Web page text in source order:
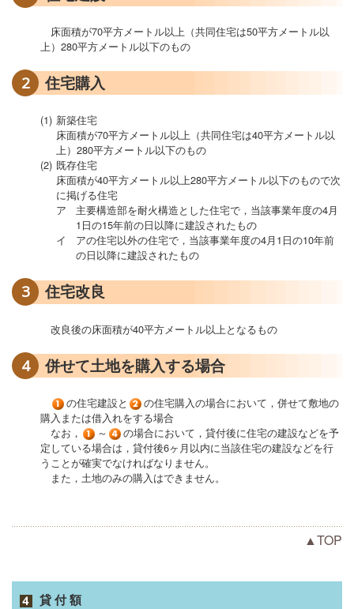
床面積が70平方メートル以上（共同住宅は50平方メートル以
上）280平方メートル以下のもの
2 住宅購入
(1) 新築住宅
床面積が70平方メートル以上（共同住宅は40平方メートル以
上）280平方メートル以下のもの
(2) 既存住宅
床面積が40平方メートル以上280平方メートル以下のもので次
に掲げる住宅
ア
主要構造部を耐火構造とした住宅で，当該事業年度の4月
1日の15年前の日以降に建設されたもの
イ
アの住宅以外の住宅で，当該事業年度の4月1日の10年前
の日以降に建設されたもの
3 住宅改良
改良後の床面積が40平方メートル以上となるもの
4 併せて土地を購入する場合
の住宅建設と
の住宅購入の場合において，併せて敷地の
購入または借入れをする場合
なお，
～
の場合において，貸付後に住宅の建設などを予
定している場合は，貸付後6ヶ月以内に当該住宅の建設などを行
うことが確実でなければなりません。
また，土地のみの購入はできません。
▲TOP
貸付額